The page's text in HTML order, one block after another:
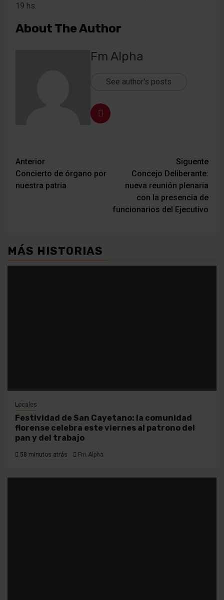
19 hs.
About The Author
Fm Alpha
See author's posts
Navegación
de
Anterior
Concierto de órgano por
nuestra patria
Siguente
Concejo Deliberante:
nueva reunión plenaria
con la presencia de
funcionarios del Ejecutivo
MÁS HISTORIAS
Locales
Festividad de San Cayetano: la comunidad
florense celebra este viernes al patrono del
pan y del trabajo
58 minutos atrás Fm Alpha